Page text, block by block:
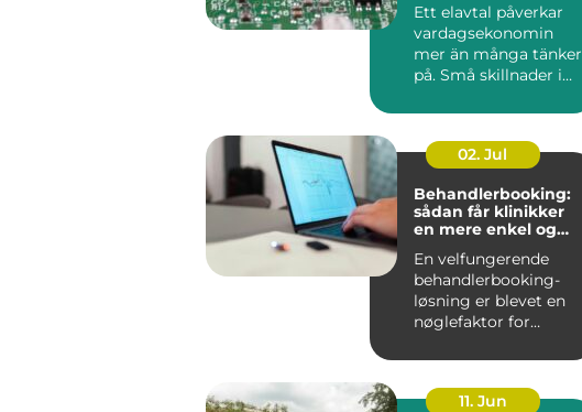
Ett elavtal påverkar
vardagsekonomin
mer än många tänker
på. Små skillnader i
02. Jul
Behandlerbooking:
sådan får klinikker
en mere enkel og
En velfungerende
behandlerbooking-
løsning er blevet en
nøglefaktor for
og beha...
11. Jun